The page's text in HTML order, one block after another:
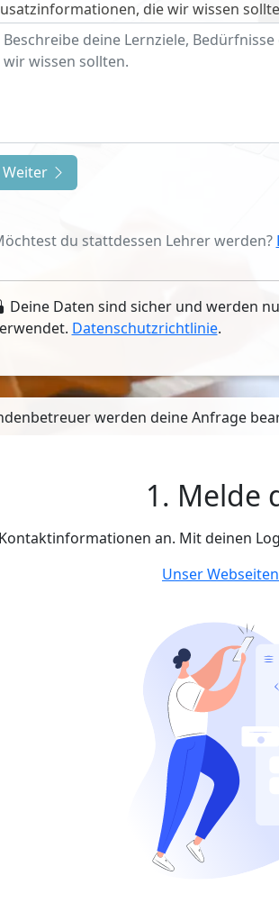
die wir wissen
Weiter
du stattdessen Lehrer werden?
Deine Daten sind sicher und werden
Datenschutzrichtlinie.
werden deine Anfrage
1. Melde
an. Mit deinen
Unser